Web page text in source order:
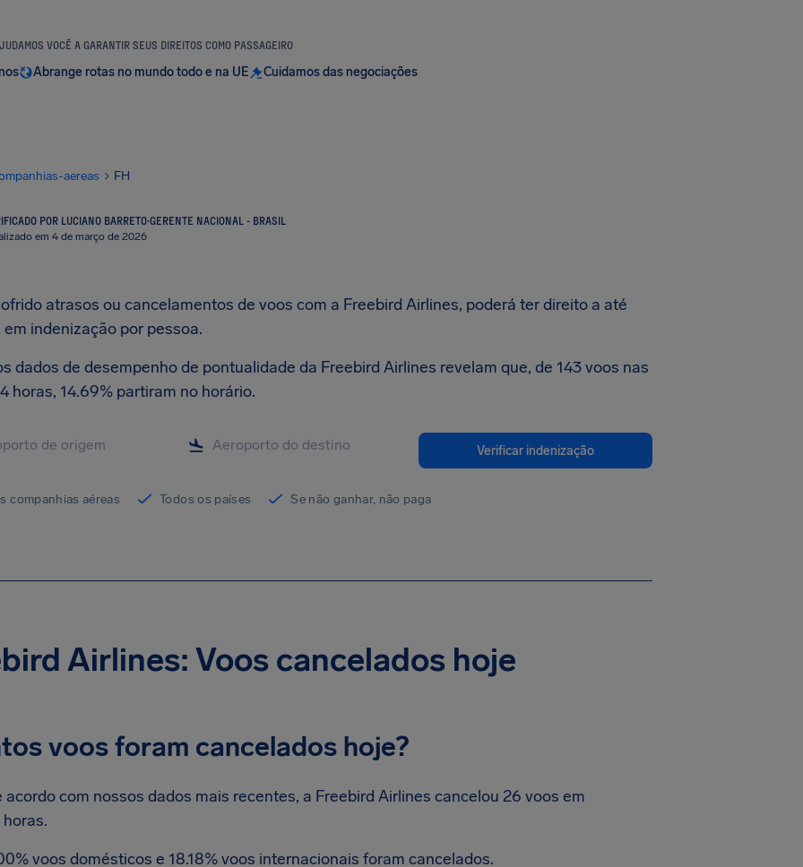
VOCÊ A GARANTIR SEUS DIREITOS COMO PASSAGEIRO
Abrange rotas no mundo todo e na UE Cuidamos das negociações
aereas FH
POR LUCIANO BARRETO·GERENTE NACIONAL - BRASIL
em 4 de março de 2026
atrasos ou cancelamentos de voos com a Freebird Airlines, poderá ter direito a até
em indenização por pessoa.
dados de desempenho de pontualidade da Freebird Airlines revelam que, de 143 voos nas
horas, 14.69% partiram no horário.
Verificar indenização
companhias aéreas Todos os países Se não ganhar, não paga
Airlines: Voos cancelados hoje
voos foram cancelados hoje?
acordo com nossos dados mais recentes, a Freebird Airlines cancelou 26 voos em
horas.
voos domésticos e 18.18% voos internacionais foram cancelados.